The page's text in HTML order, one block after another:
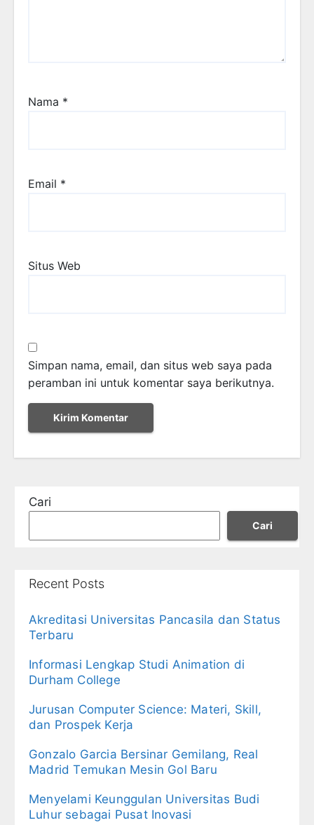
Nama *
Email *
Situs Web
Simpan nama, email, dan situs web saya pada
peramban ini untuk komentar saya berikutnya.
Cari
Cari
Recent Posts
Akreditasi Universitas Pancasila dan Status
Terbaru
Informasi Lengkap Studi Animation di
Durham College
Jurusan Computer Science: Materi, Skill,
dan Prospek Kerja
Gonzalo Garcia Bersinar Gemilang, Real
Madrid Temukan Mesin Gol Baru
Menyelami Keunggulan Universitas Budi
Luhur sebagai Pusat Inovasi